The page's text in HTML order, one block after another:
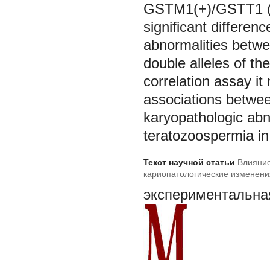
GSTM1(+)/GSTT1
significant
abnormalities
double alleles of
correlation assay it
associations
karyopathologic
teratozoospermia
Текст научной статьи
кариопатологические